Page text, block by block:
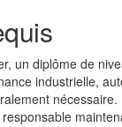
un diplôme de
industrielle,